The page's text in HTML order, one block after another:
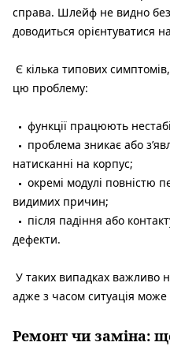
справа. Шлейф не видно
доводиться орієнтуватися
Є кілька типових
цю проблему:
функції працюють
проблема зникає або
натисканні на корпус;
окремі модулі повністю
видимих причин;
після падіння або
дефекти.
У таких випадках важливо
адже з часом ситуація
Ремонт чи заміна: